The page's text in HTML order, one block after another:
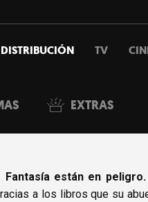
DISTRIBUCIÓN TV
EXTRAS
Fantasía están en peligro
a los libros que su